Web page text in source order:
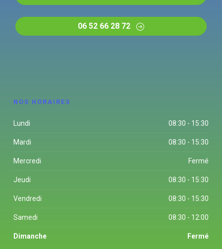
06 52 66 28 72
NOS HORAIRES
Lundi 08:30 - 15:30
Mardi 08:30 - 15:30
Mercredi Fermé
Jeudi 08:30 - 15:30
Vendredi 08:30 - 15:30
Samedi 08:30 - 12:00
Dimanche Fermé